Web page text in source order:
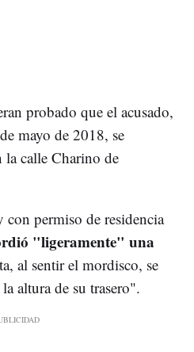
probado que el acusado,
mayo de 2018, se
la calle Charino de
permiso de residencia
"ligeramente" una
al sentir el mordisco, se
altura de su trasero".